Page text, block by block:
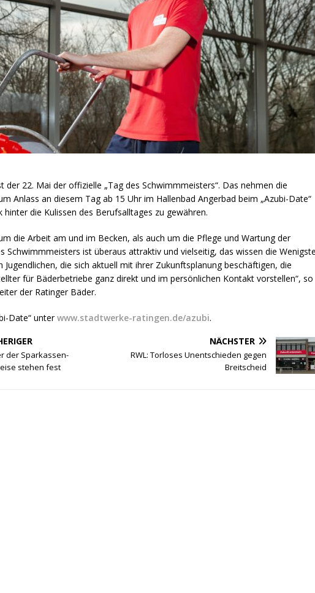
der 22. Mai der offizielle „Tag des Schwimmmeisters“. Das nehmen die
Anlass an diesem Tag ab 15 Uhr im Hallenbad Angerbad beim „Azubi-Date“
hinter die Kulissen des Berufsalltages zu gewähren.
die Arbeit am und im Becken, als auch um die Pflege und Wartung der
Schwimmmeisters ist überaus attraktiv und vielseitig, das wissen die
die sich aktuell mit ihrer Zukunftsplanung beschäftigen, die
für Bäderbetriebe ganz direkt und im persönlichen Kontakt vorstellen“, so
der Ratinger Bäder.
Date“ unterwww.stadtwerke-ratingen.de/azubi.
der Sparkassen-
stehen fest
NÄCHSTER
RWL: Torloses Unentschieden gegen
Breitscheid